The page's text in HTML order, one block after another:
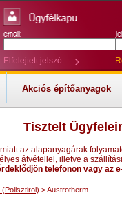
Elfelejtett jelszó
Akciós építőanyagok
Tisztelt
az alapanyagárak
átvétellel, illetve a
telefonon vagy az
> Austrotherm